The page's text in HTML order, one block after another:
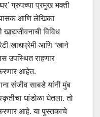
ग्रुपच्या प्रमुख भक्ती
आणि लेखिका
विविध
खाद्यप्रेमी आणि ‘खाने
उपस्थित राहणार
आहेत.
संजीव साबडे यांनी मुंब
धांडोळा घेतला. तो
आहे. या पुस्तकाचे